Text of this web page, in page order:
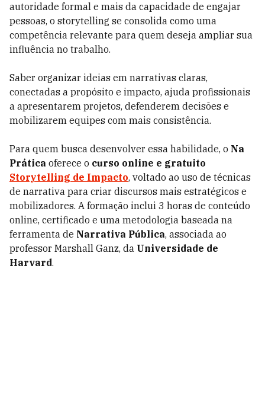
autoridade formal e mais da capacidade de engajar
pessoas, o storytelling se consolida como uma
competência relevante para quem deseja ampliar sua
influência no trabalho.
Saber organizar ideias em narrativas claras,
conectadas a propósito e impacto, ajuda profissionais
a apresentarem projetos, defenderem decisões e
mobilizarem equipes com mais consistência.
Para quem busca desenvolver essa habilidade, o Na
Prática oferece o curso online e gratuito
Storytelling de Impacto, voltado ao uso de técnicas
de narrativa para criar discursos mais estratégicos e
mobilizadores. A formação inclui 3 horas de conteúdo
online, certificado e uma metodologia baseada na
ferramenta de Narrativa Pública, associada ao
professor Marshall Ganz, da Universidade de
Harvard.